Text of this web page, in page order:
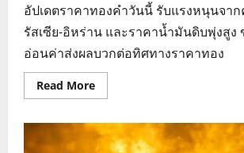
อัปเดตราคาทองคำวันนี้ รับแรงหนุนจาก
รัสเซีย-อิหร่าน และราคาน้ำมันดิบพุ่งสู
อ่อนค่าส่งผลบวกต่อทิศทางราคาทอง
Read MoreRead
more
ราคา
ทองคำ